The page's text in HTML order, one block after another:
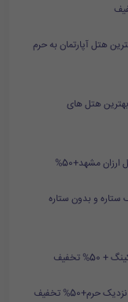
هتل آپارتمان به حرم
هتل های
و بدون ستاره
تخفیف
تخفیف